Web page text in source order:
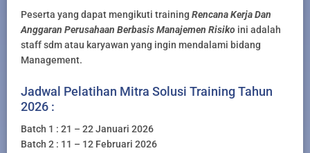
Peserta yang dapat mengikuti training Rencana Kerja Dan
Anggaran Perusahaan Berbasis Manajemen Risiko ini adalah
staff sdm atau karyawan yang ingin mendalami bidang
Management.
Jadwal Pelatihan Mitra Solusi Training Tahun
2026 :
Batch 1 : 21 – 22 Januari 2026
Batch 2 : 11 – 12 Februari 2026